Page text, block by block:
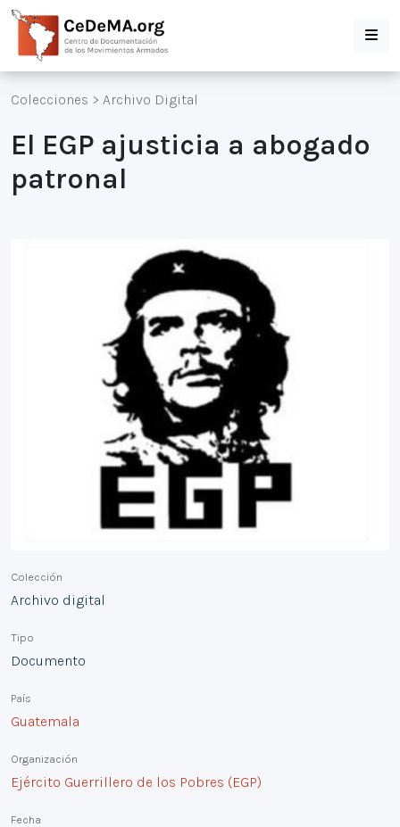
Colecciones > Archivo Digital
El EGP ajusticia a abogado
patronal
Colección
Archivo digital
Tipo
Documento
País
Guatemala
Organización
Ejército Guerrillero de los Pobres (EGP)
Fecha